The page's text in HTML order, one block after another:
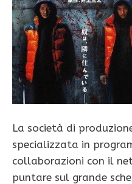
La società di
specializzata in
collaborazioni con il
puntare sul grande